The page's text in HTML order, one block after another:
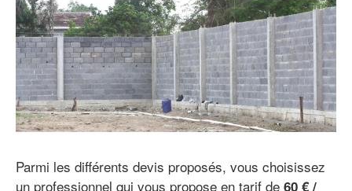
Parmi les différents devis proposés, vous choisissez
un professionnel qui vous propose en tarif de 60 € /